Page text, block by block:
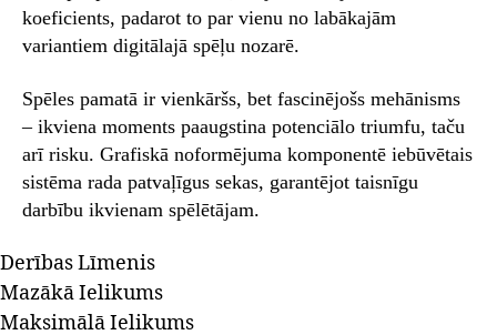
koeficients, padarot to par vienu no labākajām
variantiem digitālajā spēļu nozarē.
Spēles pamatā ir vienkāršs, bet fascinējošs mehānisms
– ikviena moments paaugstina potenciālo triumfu, taču
arī risku. Grafiskā noformējuma komponentē iebūvētais
sistēma rada patvaļīgus sekas, garantējot taisnīgu
darbību ikvienam spēlētājam.
Derības Līmenis
Mazākā Ielikums
Maksimālā Ielikums